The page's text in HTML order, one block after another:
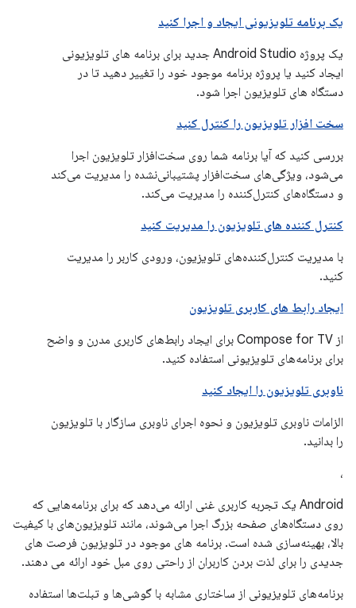
یک برنامه تلویزیونی ایجاد و اجرا کنید
یک پروژه Android Studio جدید برای برنامه های تلویزیونی
ایجاد کنید یا پروژه برنامه موجود خود را تغییر دهید تا در
دستگاه های تلویزیون اجرا شود.
سخت افزار تلویزیون را کنترل کنید
بررسی کنید که آیا برنامه شما روی سخت‌افزار تلویزیون اجرا
می‌شود، ویژگی‌های سخت‌افزار پشتیبانی‌نشده را مدیریت می‌کند
و دستگاه‌های کنترل‌کننده را مدیریت می‌کند.
کنترل کننده های تلویزیون را مدیریت کنید
با مدیریت کنترل‌کننده‌های تلویزیون، ورودی کاربر را مدیریت
کنید.
ایجاد رابط های کاربری تلویزیون
از Compose for TV برای ایجاد رابط‌های کاربری مدرن و واضح
برای برنامه‌های تلویزیونی استفاده کنید.
ناوبری تلویزیون را ایجاد کنید
الزامات ناوبری تلویزیون و نحوه اجرای ناوبری سازگار با تلویزیون
را بدانید.
،
Android یک تجربه کاربری غنی ارائه می‌دهد که برای برنامه‌هایی که
روی دستگاه‌های صفحه بزرگ اجرا می‌شوند، مانند تلویزیون‌های با کیفیت
بالا، بهینه‌سازی شده است. برنامه های موجود در تلویزیون فرصت های
جدیدی را برای لذت بردن کاربران از راحتی روی مبل خود ارائه می دهند.
برنامه‌های تلویزیونی از ساختاری مشابه با گوشی‌ها و تبلت‌ها استفاده